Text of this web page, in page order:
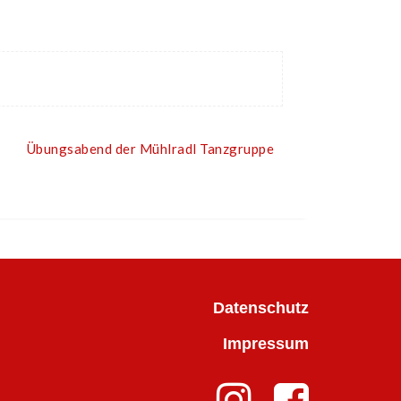
Übungsabend der Mühlradl Tanzgruppe
Datenschutz
Impressum